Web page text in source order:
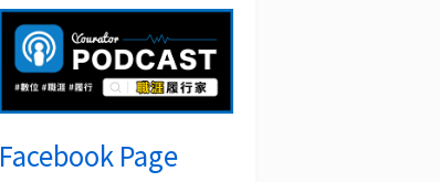
Facebook Page